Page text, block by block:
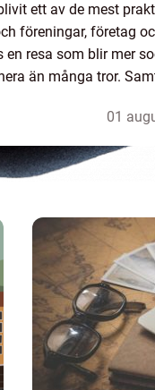
ett av de mest
föreningar, företag
resa som blir mer
än många tror.
01